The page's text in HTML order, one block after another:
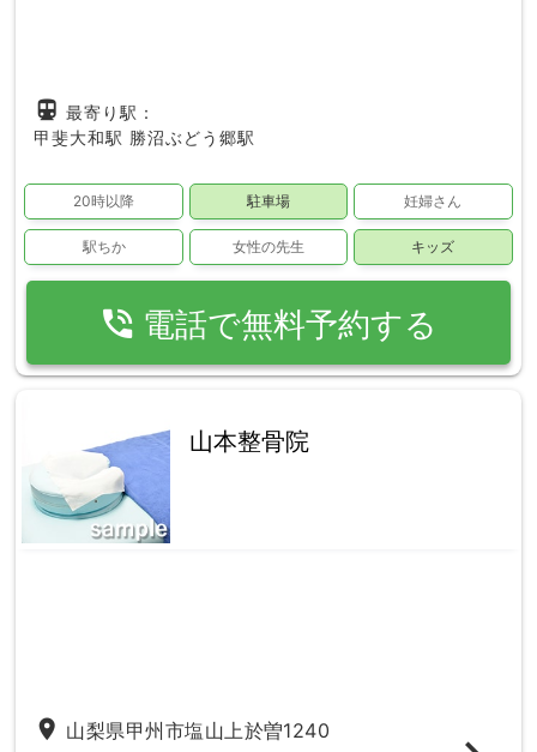
directions_subway 最寄り駅：
甲斐大和駅 勝沼ぶどう郷駅
20時以降 駐車場 妊婦さん
駅ちか 女性の先生 キッズ
phone_in_talk 電話で無料予約する
山本整骨院
place 山梨県甲州市塩山上於曽1240